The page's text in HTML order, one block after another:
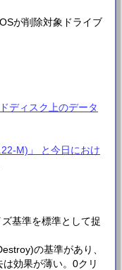
が削除対象ドライブ
ディスク上のデータ
M)」 と今日におけ
基準を標準として捉
の基準があり、
効果が薄い。0クリ